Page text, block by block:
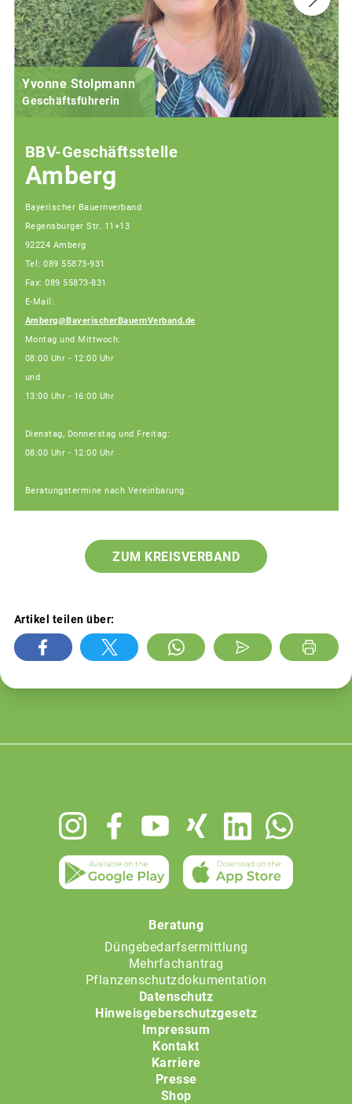
Yvonne Stolpmann
Geschäftsführerin
BBV-Geschäftsstelle
Amberg
Bayerischer Bauernverband
Regensburger Str. 11+13
92224 Amberg
Tel: 089 55873-931
Fax: 089 55873-831
E-Mail:
Amberg@BayerischerBauernVerband.de
Montag und Mittwoch:
08:00 Uhr - 12:00 Uhr
und
13:00 Uhr - 16:00 Uhr
Dienstag, Donnerstag und Freitag:
08:00 Uhr - 12:00 Uhr
Beratungstermine nach Vereinbarung.
ZUM KREISVERBAND
Artikel teilen über:
Beratung
Düngebedarfsermittlung
Mehrfachantrag
Pflanzenschutzdokumentation
Datenschutz
Hinweisgeberschutzgesetz
Impressum
Kontakt
Karriere
Presse
Shop